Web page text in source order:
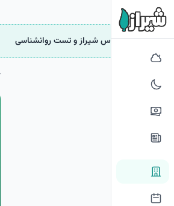
رفتن به محتوای اصلی
خانه دسکتاپ
روانشناس شیراز و تست روانشناسی